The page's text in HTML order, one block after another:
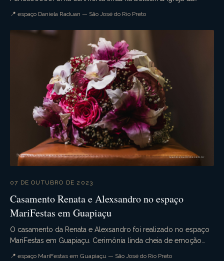
📍 espaço Daniela Raduan — São José do Rio Preto
07 DE OUTUBRO DE 2023
Casamento Renata e Alexsandro no espaço
MariFestas em Guapiaçu
O casamento da Renata e Alexsandro foi realizado no espaço
MariFestas em Guapiaçu. Cerimônia linda cheia de emoção
📍 espaço MariFestas em Guapiaçu — São José do Rio Preto